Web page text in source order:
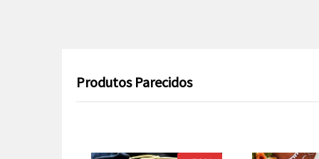
Produtos Parecidos